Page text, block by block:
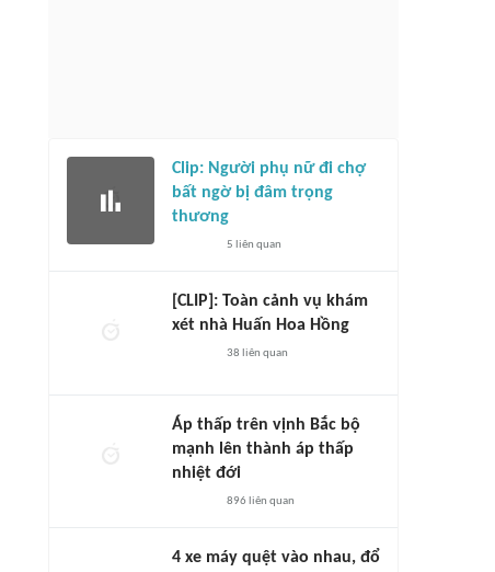
Clip: Người phụ nữ đi chợ
bất ngờ bị đâm trọng
thương
5 liên quan
[CLIP]: Toàn cảnh vụ khám
xét nhà Huấn Hoa Hồng
38 liên quan
Áp thấp trên vịnh Bắc bộ
mạnh lên thành áp thấp
nhiệt đới
896 liên quan
4 xe máy quệt vào nhau, đổ